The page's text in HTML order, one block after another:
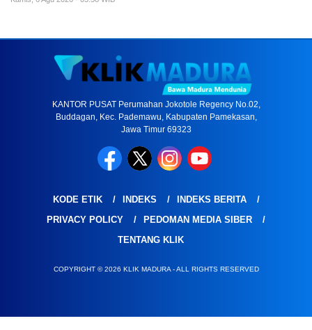
KANTOR PUSAT Perumahan Jokotole Regency No.02,
Buddagan, Kec. Pademawu, Kabupaten Pamekasan,
Jawa Timur 69323
KODE ETIK INDEKS
INDEKS BERITA
PRIVACY POLICY
PEDOMAN MEDIA SIBER
TENTANG KLIK
COPYRIGHT © 2026 KLIK MADURA - ALL RIGHTS RESERVED